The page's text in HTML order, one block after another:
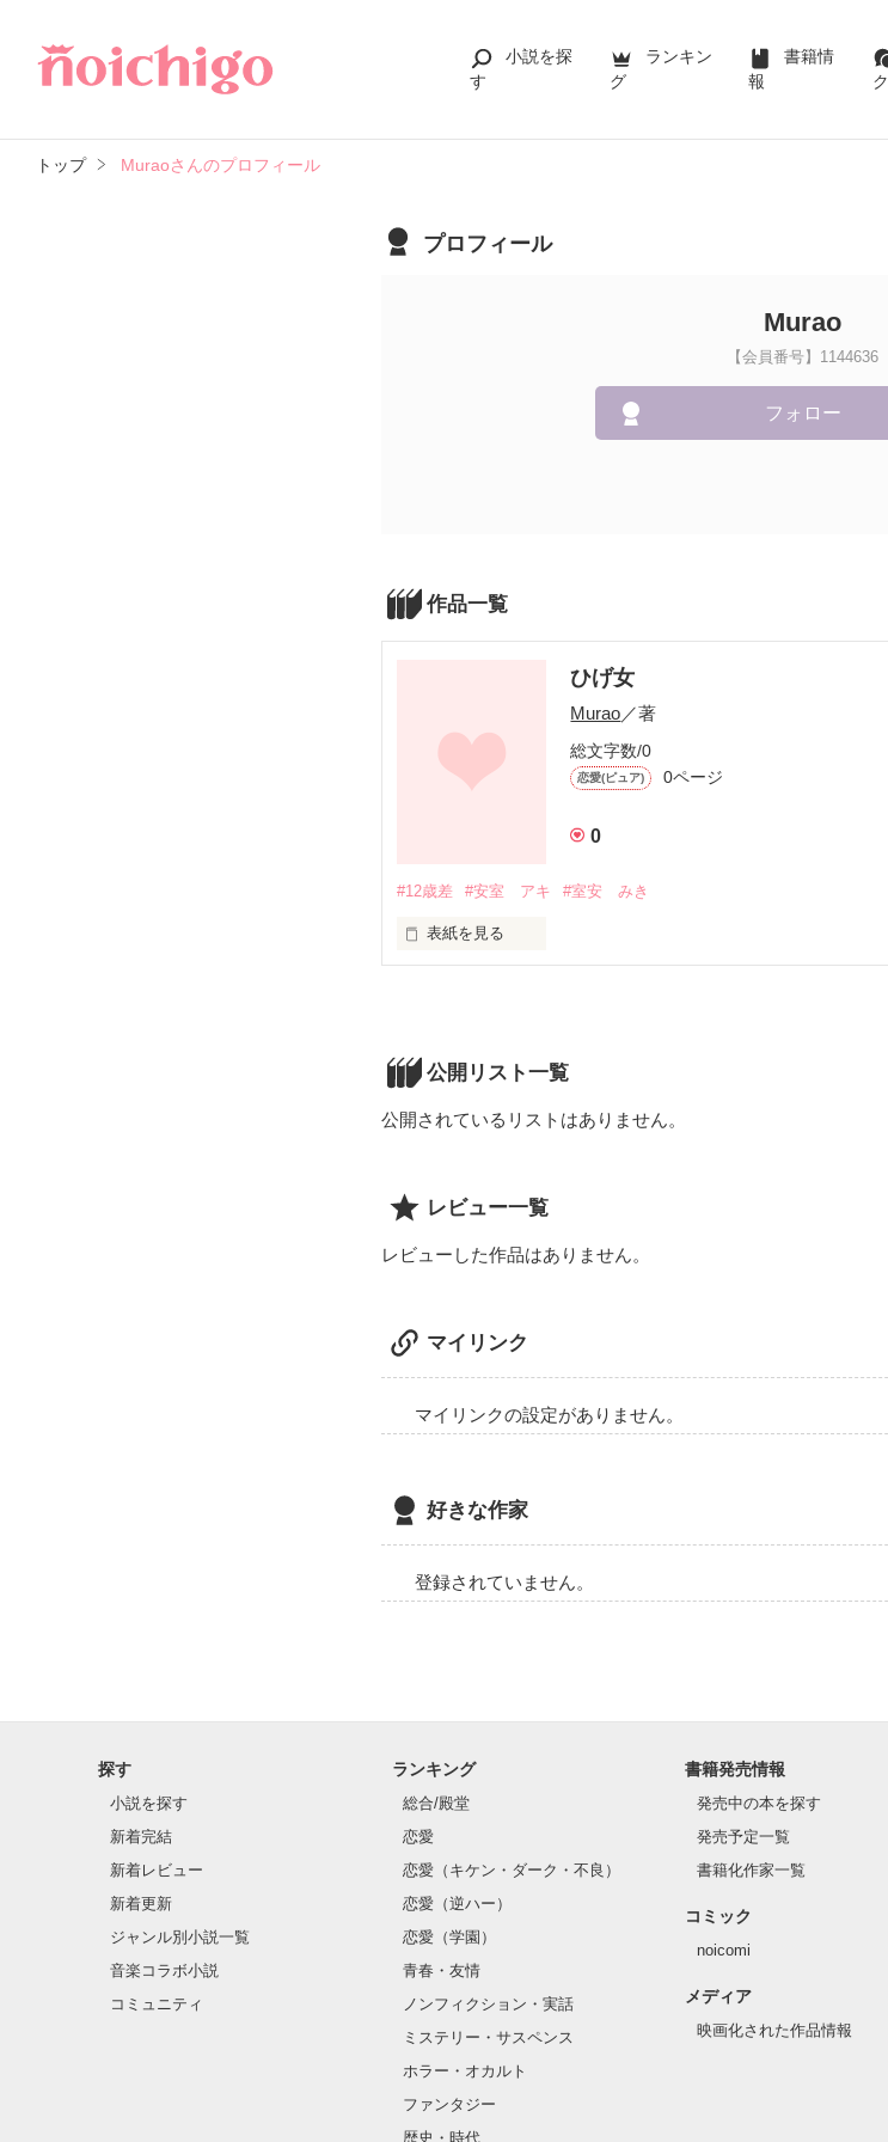
小説を探
す
ランキン
グ
書籍情
報
ク
トップ Muraoさんのプロフィール
プロフィール
Murao
【会員番号】1144636
フォロー
作品一覧
ひげ女
Murao／著
総文字数/0
恋愛(ピュア) 0ページ
0
#12歳差 #安室 アキ #室安 みき
表紙を見る
公開リスト一覧
公開されているリストはありません。
レビュー一覧
レビューした作品はありません。
マイリンク
マイリンクの設定がありません。
好きな作家
登録されていません。
探す
小説を探す
新着完結
新着レビュー
新着更新
ジャンル別小説一覧
音楽コラボ小説
コミュニティ
ランキング
総合/殿堂
恋愛
恋愛（キケン・ダーク・不良）
恋愛（逆ハー）
恋愛（学園）
青春・友情
ノンフィクション・実話
ミステリー・サスペンス
ホラー・オカルト
ファンタジー
歴史・時代
書籍発売情報
発売中の本を探す
発売予定一覧
書籍化作家一覧
コミック
noicomi
メディア
映画化された作品情報